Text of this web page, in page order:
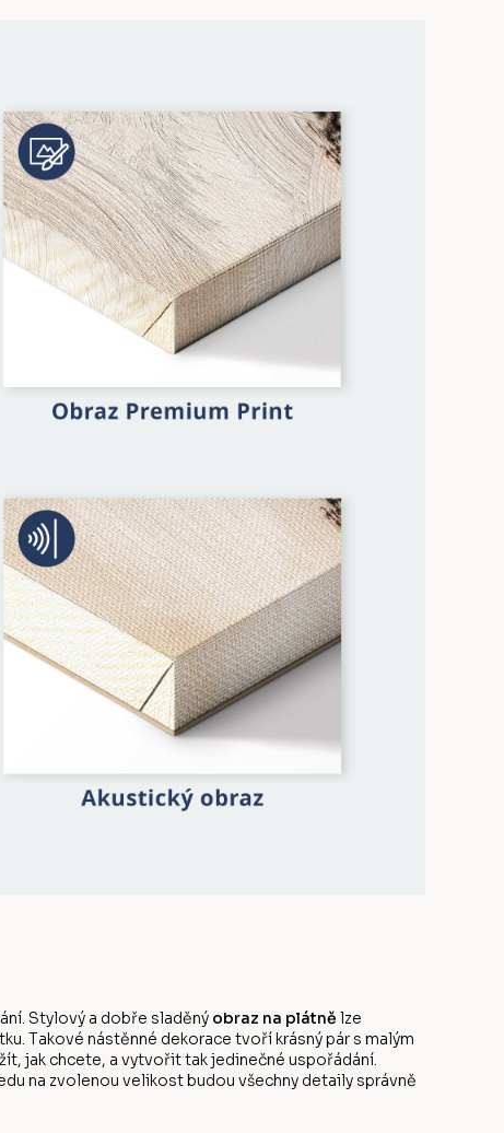
Stylový a dobře sladěný obraz na plátně lze
Takové nástěnné dekorace tvoří krásný pár s malým
jak chcete, a vytvořit tak jedinečné uspořádání.
na zvolenou velikost budou všechny detaily správně